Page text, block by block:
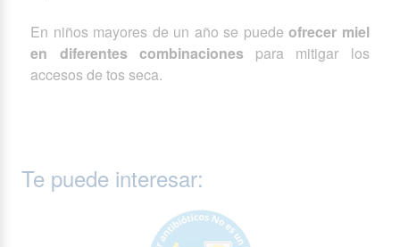
En niños mayores de un año se puedeofrecer miel
en diferentes combinaciones para mitigar los
accesos de tos seca.
Te puede interesar: